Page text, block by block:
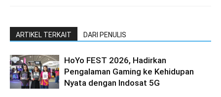
ARTIKEL TERKAIT DARI PENULIS
HoYo FEST 2026, Hadirkan
Pengalaman Gaming ke Kehidupan
Nyata dengan Indosat 5G